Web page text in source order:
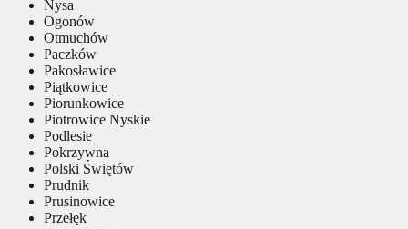
Nysa
Ogonów
Otmuchów
Paczków
Pakosławice
Piątkowice
Piorunkowice
Piotrowice Nyskie
Podlesie
Pokrzywna
Polski Świętów
Prudnik
Prusinowice
Przełęk